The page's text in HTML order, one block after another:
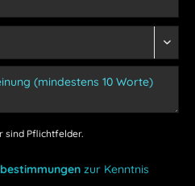
sind Pflichtfelder.
zur Kenntnis